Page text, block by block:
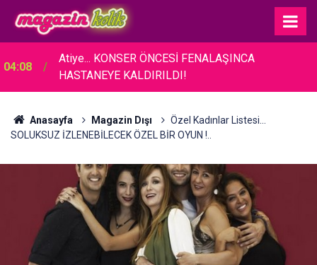
04:08
Atiye... KONSER ÖNCESİ FENALAŞINCA
HASTANEYE KALDIRILDI!
Anasayfa Magazin Dışı
Özel Kadınlar Listesi...
SOLUKSUZ İZLENEBİLECEK ÖZEL BİR OYUN !..